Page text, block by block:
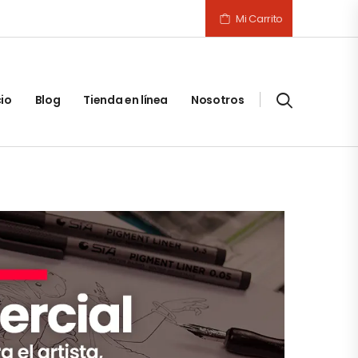
Mi Carrito
Blog Tienda en línea Nosotros